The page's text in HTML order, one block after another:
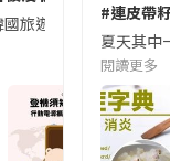
國旅遊的民眾，近期要
#連皮帶籽
夏天其中一
閱讀更多